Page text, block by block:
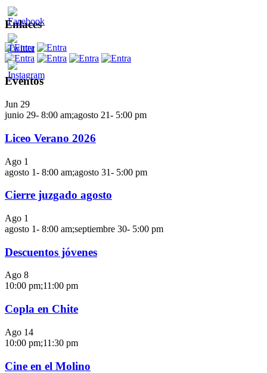
Enlaces
Eventos
Jun 29
junio 29- 8:00 am;agosto 21- 5:00 pm
Liceo Verano 2026
Ago 1
agosto 1- 8:00 am;agosto 31- 5:00 pm
Cierre juzgado agosto
Ago 1
agosto 1- 8:00 am;septiembre 30- 5:00 pm
Descuentos jóvenes
Ago 8
10:00 pm;11:00 pm
Copla en Chite
Ago 14
10:00 pm;11:30 pm
Cine en el Molino